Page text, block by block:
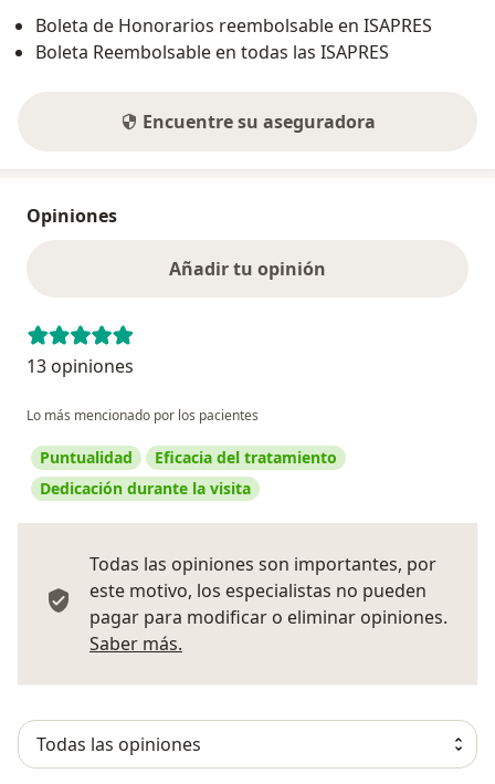
Boleta de Honorarios reembolsable en ISAPRES
Boleta Reembolsable en todas las ISAPRES
Encuentre su aseguradora
Opiniones
Añadir tu opinión
13 opiniones
Lo más mencionado por los pacientes
Puntualidad
Eficacia del tratamiento
Dedicación durante la visita
Todas las opiniones son importantes, por
este motivo, los especialistas no pueden
pagar para modificar o eliminar opiniones.
Saber más.